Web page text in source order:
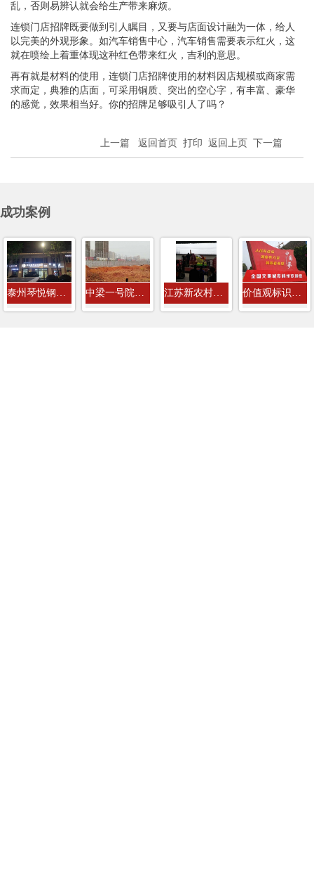
乱，否则易辨认就会给生产带来麻烦。
连锁门店招牌既要做到引人瞩目，又要与店面设计融为一体，给人
以完美的外观形象。如汽车销售中心，汽车销售需要表示红火，这
就在喷绘上着重体现这种红色带来红火，吉利的意思。
再有就是材料的使用，连锁门店招牌使用的材料因店规模或商家需
求而定，典雅的店面，可采用铜质、突出的空心字，有丰富、豪华
的感觉，效果相当好。你的招牌足够吸引人了吗？
上一篇 返回首页 打印 返回上页 下一篇
成功案例
泰州琴悦钢琴培训教室店招门头发光字... 中梁一号院房地产8米高工程围挡广告牌... 江苏新农村建设社会主义价值观标识牌 价值观标识牌案例